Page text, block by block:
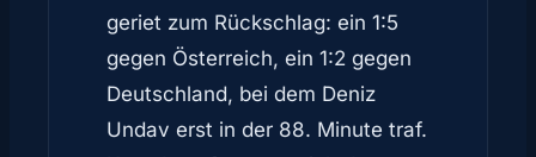
geriet zum Rückschlag: ein 1:5
gegen Österreich, ein 1:2 gegen
Deutschland, bei dem Deniz
Undav erst in der 88. Minute traf.